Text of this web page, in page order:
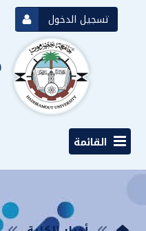
تسجيل الدخول
القائمة